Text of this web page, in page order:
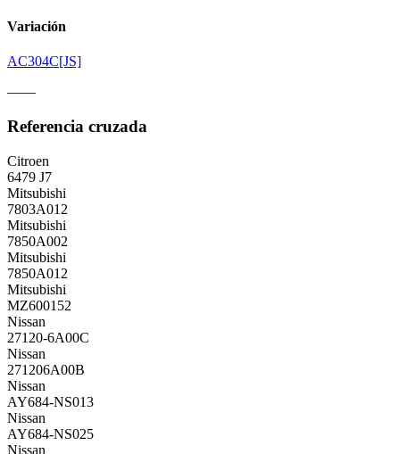
Variación
AC304C[JS]
——
Referencia cruzada
Citroen
6479 J7
Mitsubishi
7803A012
Mitsubishi
7850A002
Mitsubishi
7850A012
Mitsubishi
MZ600152
Nissan
27120-6A00C
Nissan
271206A00B
Nissan
AY684-NS013
Nissan
AY684-NS025
Nissan